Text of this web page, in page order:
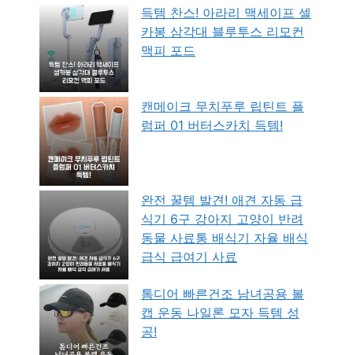
득템 찬스! 아라리 맥세이프 셀
카봉 삼각대 블루투스 리모컨
맥피 포드
캔메이크 무치푸루 립틴트 플
럼퍼 01 버터스카치 득템!
완전 꿀템 발견! 애견 자동 급
식기 6구 강아지 고양이 반려
동물 사료통 배식기 자율 배식
급식 급여기 사료
톰디어 빠른건조 남녀공용 볼
캡 운동 나일론 모자 득템 성
공!